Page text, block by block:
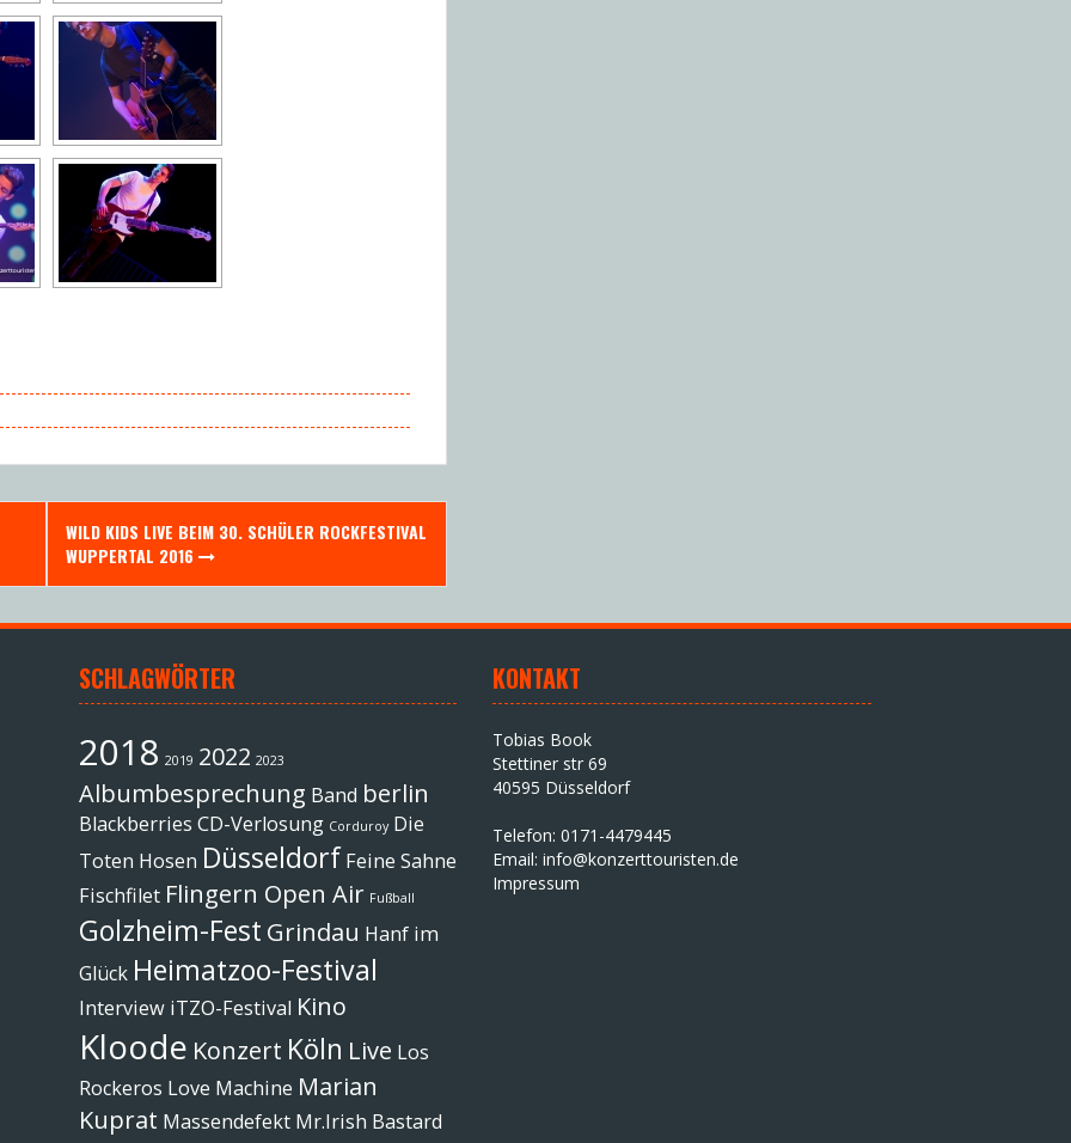
WILD KIDS LIVE BEIM 30. SCHÜLER ROCKFESTIVAL
WUPPERTAL 2016
SCHLAGWÖRTER
2018 2019 2022 2023
Albumbesprechung Band berlin
Blackberries CD-Verlosung Corduroy Die
Toten Hosen Düsseldorf Feine Sahne
Fischfilet Flingern Open Air Fußball
Golzheim-Fest Grindau Hanf im
Glück Heimatzoo-Festival
Interview iTZO-Festival Kino
Kloode Konzert Köln Live Los
Rockeros Love Machine Marian
Kuprat Massendefekt Mr.Irish Bastard
KONTAKT
Tobias Book
Stettiner str 69
40595 Düsseldorf
Telefon: 0171-4479445
Email:info@konzerttouristen.de
Impressum